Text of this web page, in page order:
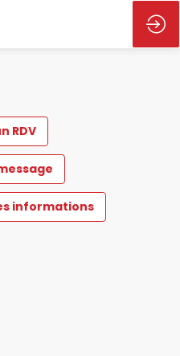
RDV
informations